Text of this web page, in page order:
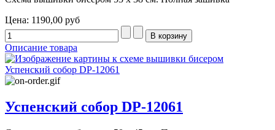
Цена: 1190,00 руб
Описание товара
Успенский собор DP-12061